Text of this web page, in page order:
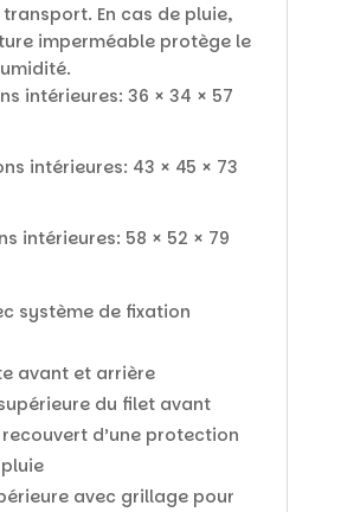
En cas de pluie,
imperméable protège le
intérieures: 36 × 34 × 57
intérieures: 43 × 45 × 73
intérieures: 58 × 52 × 79
système de fixation
avant et arrière
du filet avant
d’une protection
avec grillage pour